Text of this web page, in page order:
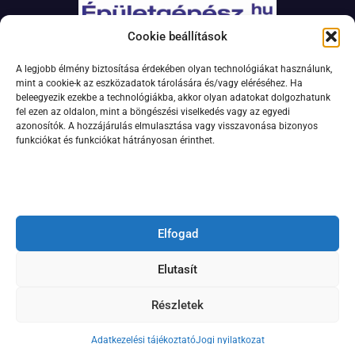
Cookie beállítások
A legjobb élmény biztosítása érdekében olyan technológiákat használunk,
mint a cookie-k az eszközadatok tárolására és/vagy eléréséhez. Ha
beleegyezik ezekbe a technológiákba, akkor olyan adatokat dolgozhatunk
fel ezen az oldalon, mint a böngészési viselkedés vagy az egyedi
azonosítók. A hozzájárulás elmulasztása vagy visszavonása bizonyos
funkciókat és funkciókat hátrányosan érinthet.
Elfogad
Elutasít
Részletek
Adatkezelési tájékoztatóJogi nyilatkozat
Adatkezelési szabályzat
Jogi nyilatkozat
Kapcsolat
Impresszum
© 2024 Minden jog fenntartva.